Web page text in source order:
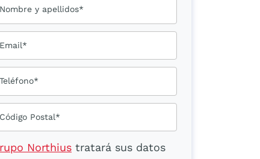
Nombre y apellidos*
Email*
Teléfono*
Código Postal*
Northius tratará sus datos